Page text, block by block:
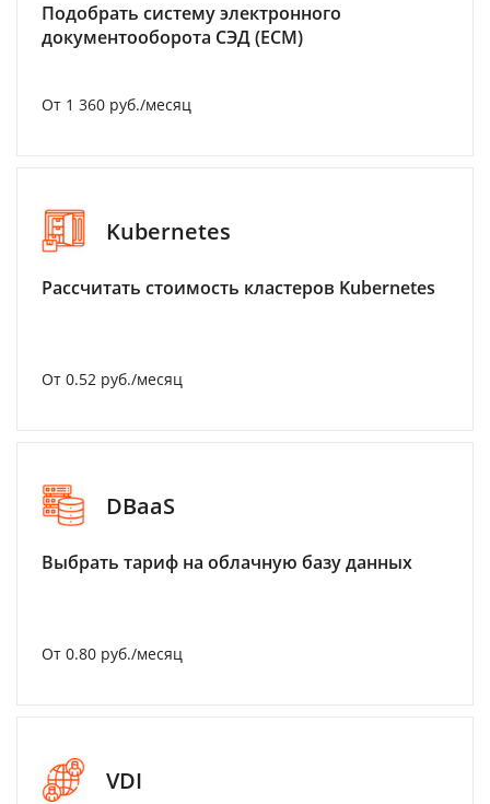
Подобрать систему электронного
документооборота СЭД (ECM)
От 1 360 руб./месяц
Kubernetes
Рассчитать стоимость кластеров Kubernetes
От 0.52 руб./месяц
DBaaS
Выбрать тариф на облачную базу данных
От 0.80 руб./месяц
VDI